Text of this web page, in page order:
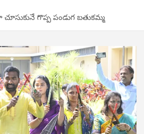
గొప్ప పండుగ బతుకమ్మ